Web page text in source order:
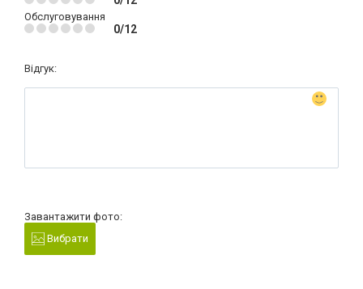
Обслуговування
0/12
Відгук:
Завантажити фото:
Вибрати